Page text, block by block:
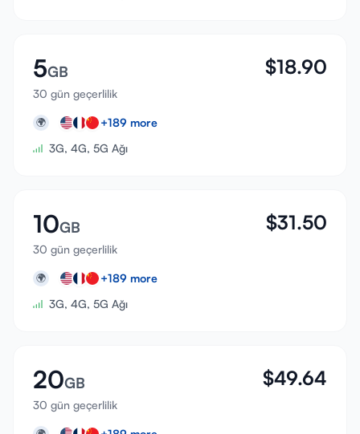
5GB
30 gün geçerlilik
$18.90
🌍 +189 more
3G, 4G, 5G Ağı
10GB
30 gün geçerlilik
$31.50
🌍 +189 more
3G, 4G, 5G Ağı
20GB
30 gün geçerlilik
$49.64